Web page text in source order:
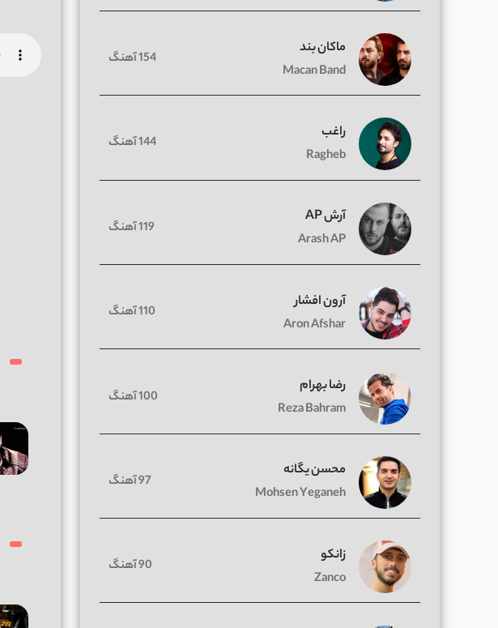
ماکان بند
Macan Band
154 آهنگ
راغب
Ragheb
144 آهنگ
آرش AP
Arash AP
119 آهنگ
آرون افشار
Aron Afshar
110 آهنگ
رضا بهرام
Reza Bahram
100 آهنگ
محسن یگانه
Mohsen Yeganeh
97 آهنگ
زانکو
Zanco
90 آهنگ